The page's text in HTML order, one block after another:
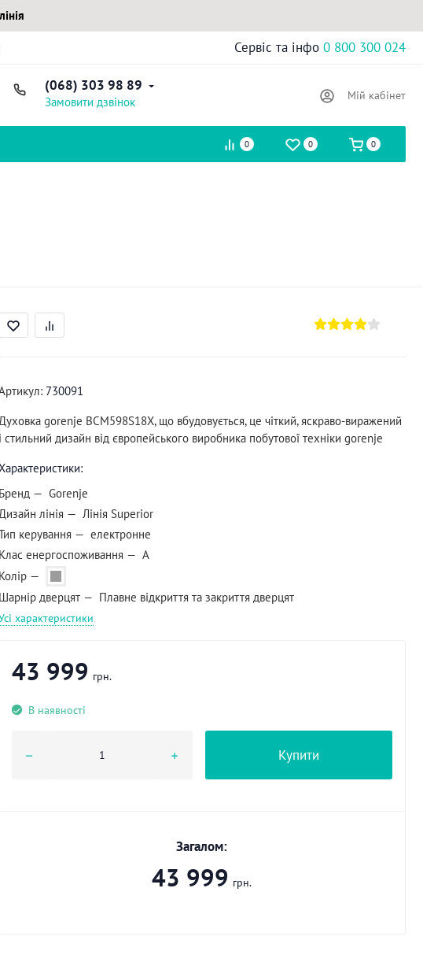
Сервіс та інфо 0 800 300 024
(068) 303 98 89
Замовити дзвінок Мій кабінет
0 0 0
730091
​Духовка gorenje BCM598S18X, що вбудовується, це чіткий, яскраво-виражений
і стильний дизайн від європейського виробника побутової техніки gorenje
Характеристики:
Бренд
Gorenje
лінія
Лінія Superior
керування
електронне
Клас енергоспоживання
A
Колір
Шарнір дверцят
Плавне відкриття та закриття дверцят
характеристики
43 999 грн.
В наявності
Купити
Загалом:
43 999 грн.